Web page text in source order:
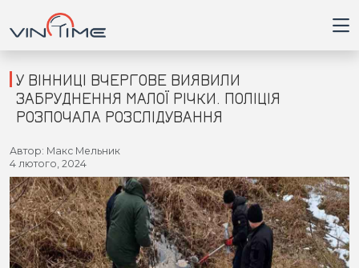
Головна
Війна
Новини
Кримінал
У ВІННИЦІ ВЧЕРГОВЕ ВИЯВИЛИ
ЗАБРУДНЕННЯ МАЛОЇ РІЧКИ. ПОЛІЦІЯ
РОЗПОЧАЛА РОЗСЛІДУВАННЯ
Автор: Макс Мельник
4 лютого, 2024